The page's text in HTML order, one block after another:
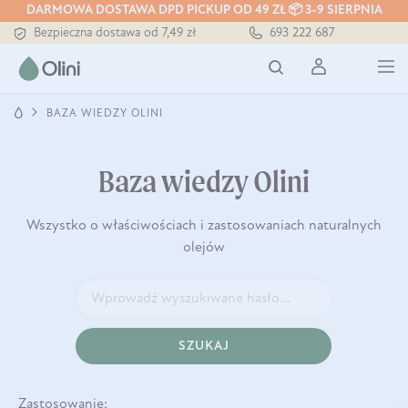
DARMOWA DOSTAWA DPD PICKUP OD 49 ZŁ 📦 3-9 SIERPNIA
Bezpieczna dostawa od 7,49 zł
Darmowa dostawa od 199 zł
Tłoczony zawsze na zimno
693 222 687
BAZA WIEDZY OLINI
Baza wiedzy Olini
Wszystko o właściwościach i zastosowaniach naturalnych
olejów
SZUKAJ
Zastosowanie: